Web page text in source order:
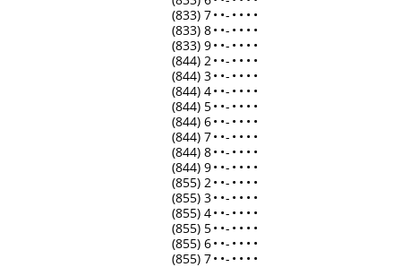
(833) 7• •- • • • •
(833) 8• •- • • • •
(833) 9• •- • • • •
(844) 2• •- • • • •
(844) 3• •- • • • •
(844) 4• •- • • • •
(844) 5• •- • • • •
(844) 6• •- • • • •
(844) 7• •- • • • •
(844) 8• •- • • • •
(844) 9• •- • • • •
(855) 2• •- • • • •
(855) 3• •- • • • •
(855) 4• •- • • • •
(855) 5• •- • • • •
(855) 6• •- • • • •
(855) 7• •- • • • •